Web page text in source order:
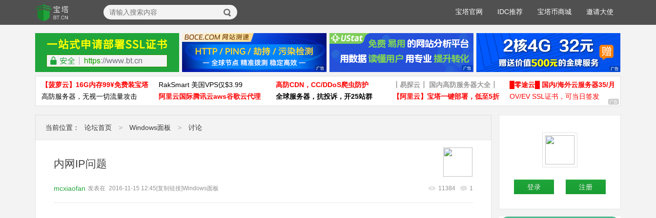
宝塔官网 IDC推荐 宝塔币商城 邀请大使
【菠萝云】16G内存99¥免费装宝塔 RakSmart 美国VPS仅$3.99 高防CDN，CC/DDoS爬虫防护 ┃易探云┃ 国内高防服务器大全┃
█零途云█ 国内/海外云服务器35/月
高防服务器，无视一切流量攻击
阿里云国际腾讯云aws谷歌云代理 全球服务器，抗投诉，开25站群 【阿里云】宝塔一键部署，低至5折 OV/EV SSL证书，可当日签发
当前位置： 论坛首页 > Windows面板 > 讨论
内网IP问题
mcxiaofan 发表在 Windows面板
2016-11-15 12:45 [复制链接] 1
11384 登录 注册